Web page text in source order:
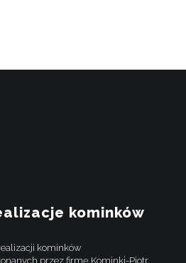
kominków
kominków
przez firmę Kominki-Piotr.